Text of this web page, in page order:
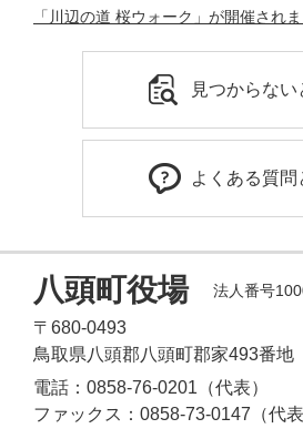
「川辺の道 桜ウォーク」が開催され
見つからない
よくある質問
八頭町役場 法人番号
〒680-0493
鳥取県八頭郡八頭町郡家493番地
電話：0858-76-0201（代表）
ファックス：0858-73-0147（代表